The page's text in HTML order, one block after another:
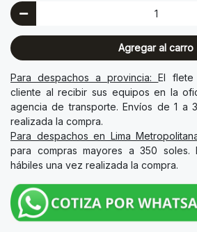
Agregar al carro
Para despachos a provincia:El flete
cliente al recibir sus equipos en la
agencia de transporte. Envíos de 1 a
realizada la compra.
Para despachos en Lima
para compras mayores a 350
hábiles una vez realizada la compra.